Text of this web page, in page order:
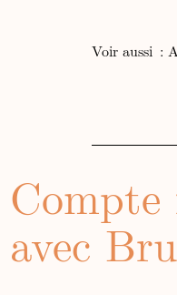
Voir aussi :
avec